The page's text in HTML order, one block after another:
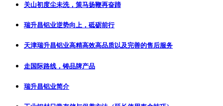
关山初度尘未洗，策马扬鞭再奋蹄
瑞升昌铝业逆势向上，砥砺前行
天津瑞升昌铝业高精高效高品质以及完善的售后服务
走国际路线，铸品牌产品
瑞升昌铝业简介